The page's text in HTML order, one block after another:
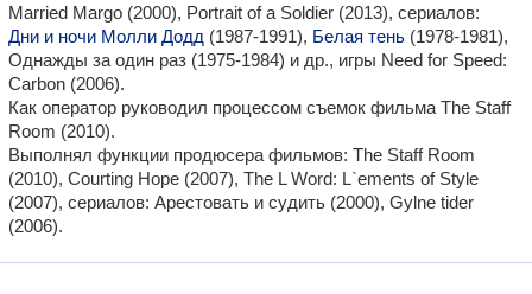
Married Margo (2000), Portrait of a Soldier (2013), сериалов:
Дни и ночи Молли Додд (1987-1991), Белая тень (1978-1981),
Однажды за один раз (1975-1984) и др., игры Need for Speed:
Carbon (2006).
Как оператор руководил процессом съемок фильма The Staff
Room (2010).
Выполнял функции продюсера фильмов: The Staff Room
(2010), Courting Hope (2007), The L Word: L`ements of Style
(2007), сериалов: Арестовать и судить (2000), Gylne tider
(2006).